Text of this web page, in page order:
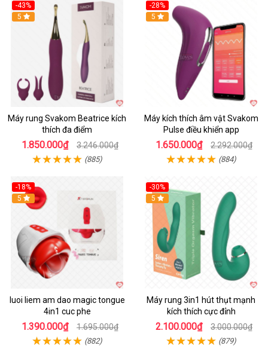
-43%
Hot
5
Máy rung Svakom Beatrice kích
thích đa điểm
1.850.000₫ 3.246.000₫
(885)
-28%
Hot
5
Máy kích thích âm vật Svakom
Pulse điều khiển app
1.650.000₫ 2.292.000₫
(884)
-18%
Hot
5
luoi liem am dao magic tongue
4in1 cuc phe
1.390.000₫ 1.695.000₫
(882)
-30%
Hot
5
Máy rung 3in1 hút thụt mạnh
kích thích cực đỉnh
2.100.000₫ 3.000.000₫
(879)